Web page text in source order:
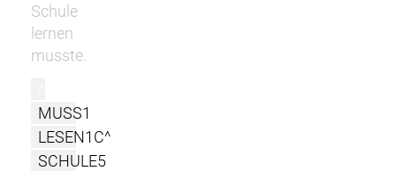
Schule
lernen
musste.
MUSS1
LESEN1C^
SCHULE5